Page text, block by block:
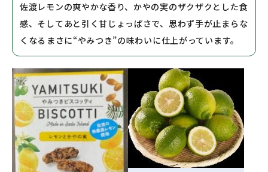
佐渡レモンの爽やかな香り、かやの実のザクザクとした食
感、そしてあと引く甘じょっぱさで、思わず手が止まらな
くなる――まさに“やみつき”の味わいに仕上がっています。